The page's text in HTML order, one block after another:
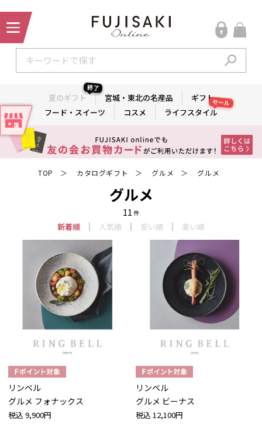
夏のギフト
終了
宮城・東北の名産品
ギフト
フード・スイーツ
コスメ ライフスタイル
セール
TOP ＞ カタログギフト ＞ グルメ ＞ グルメ
グルメ
11 件
新着順 人気順 安い順 高い順
リンベル
グルメ フォナックス
税込 9,900円
リンベル
グルメ ビーナス
税込 12,100円